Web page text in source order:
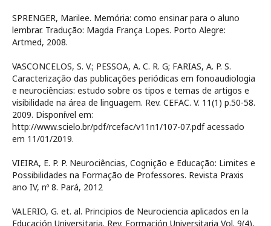
SPRENGER, Marilee. Memória: como ensinar para o aluno
lembrar. Tradução: Magda França Lopes. Porto Alegre:
Artmed, 2008.
VASCONCELOS, S. V.; PESSOA, A. C. R. G; FARIAS, A. P. S.
Caracterização das publicações periódicas em fonoaudiologia
e neurociências: estudo sobre os tipos e temas de artigos e
visibilidade na área de linguagem. Rev. CEFAC. V. 11(1) p.50-58.
2009. Disponível em:
http://www.scielo.br/pdf/rcefac/v11n1/107-07.pdf acessado
em 11/01/2019.
VIEIRA, E. P. P. Neurociências, Cognição e Educação: Limites e
Possibilidades na Formação de Professores. Revista Praxis
ano IV, nº 8. Pará, 2012
VALERIO, G. et. al. Principios de Neurociencia aplicados en la
Educación Universitaria. Rev. Formación Universitaria Vol. 9(4),